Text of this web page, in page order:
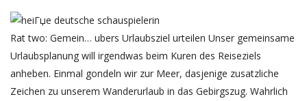
Rat two: Gemein… ubers Urlaubsziel urteilen Unser gemeinsame
Urlaubsplanung will irgendwas beim Kuren des Reiseziels
anheben. Einmal gondeln wir zur Meer, dasjenige zusatzliche
Zeichen zu unserem Wanderurlaub in das Gebirgszug. Wahrlich